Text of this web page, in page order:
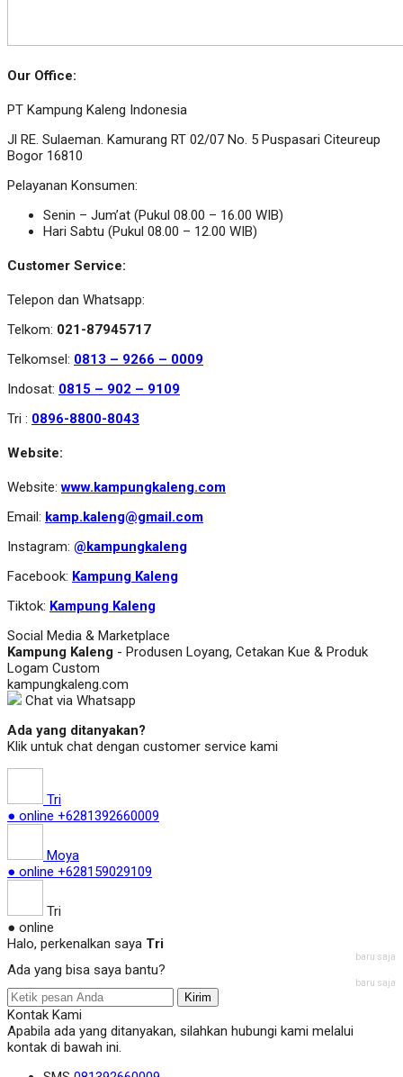
Our Office:
PT Kampung Kaleng Indonesia
Jl RE. Sulaeman. Kamurang RT 02/07 No. 5 Puspasari Citeureup
Bogor 16810
Pelayanan Konsumen:
Senin – Jum’at (Pukul 08.00 – 16.00 WIB)
Hari Sabtu (Pukul 08.00 – 12.00 WIB)
Customer Service:
Telepon dan Whatsapp:
Telkom: 021-87945717
Telkomsel: 0813 – 9266 – 0009
Indosat: 0815 – 902 – 9109
Tri : 0896-8800-8043
Website:
Website:www.kampungkaleng.com
Email: kamp.kaleng@gmail.com
Instagram: @kampungkaleng
Facebook: Kampung Kaleng
Tiktok: Kampung Kaleng
Social Media & Marketplace
Kampung Kaleng - Produsen Loyang, Cetakan Kue & Produk
Logam Custom
kampungkaleng.com
Chat via Whatsapp
Ada yang ditanyakan?
Klik untuk chat dengan customer service kami
Tri
● online +6281392660009
Moya
● online +628159029109
Tri
● online
Halo, perkenalkan saya Tri
baru saja
Ada yang bisa saya bantu?
baru saja
Kirim
Kontak Kami
Apabila ada yang ditanyakan, silahkan hubungi kami melalui
kontak di bawah ini.